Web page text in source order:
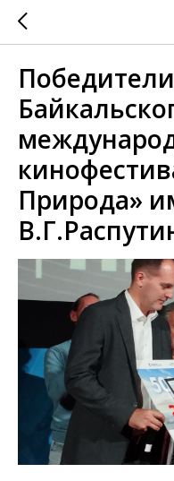
Природа»